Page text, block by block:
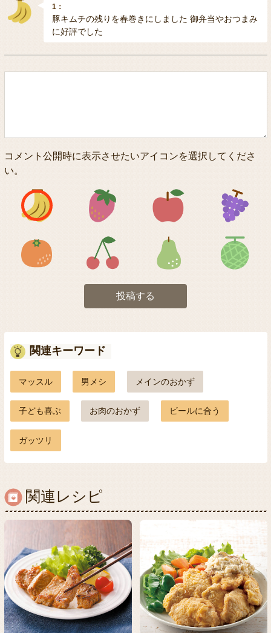
1：
豚キムチの残りを春巻きにしました 御弁当やおつまみ
に好評でした
コメント公開時に表示させたいアイコンを選択してくださ
い。
アイコン1 アイコン2 アイコン3
アイコン5 アイコン6 アイコン7
投稿する
関連キーワード
マッスル 男メシ メインのおかず
子ども喜ぶ お肉のおかず ビールに合う
ガッツリ
関連レシピ